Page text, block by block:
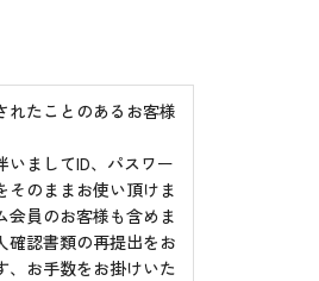
れたことのあるお客様
いましてID、パスワー
そのままお使い頂けま
会員のお客様も含めま
確認書類の再提出をお
、お手数をお掛けいた